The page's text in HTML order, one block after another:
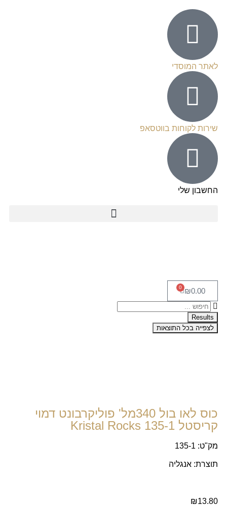
לאתר המוסדי
שירות לקוחות בווטסאפ
החשבון שלי
₪0.00
0
Results
לצפייה בכל התוצאות
כוס לאו בול 340מל' פוליקרבונט דמוי
קריסטל Kristal Rocks 135-1
מק"ט: 135-1
תוצרת: אנגליה
₪13.80